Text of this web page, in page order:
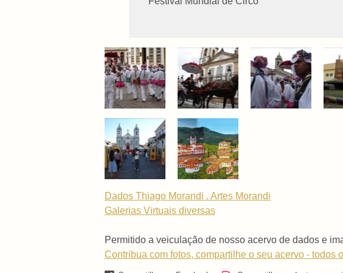
Dados Thiago Morandi . Artes Morandi
Galerias Virtuais diversas
Permitido a veiculação de nosso acervo de dados e
Contribua com fotos, compartilhe o seu acervo - todos